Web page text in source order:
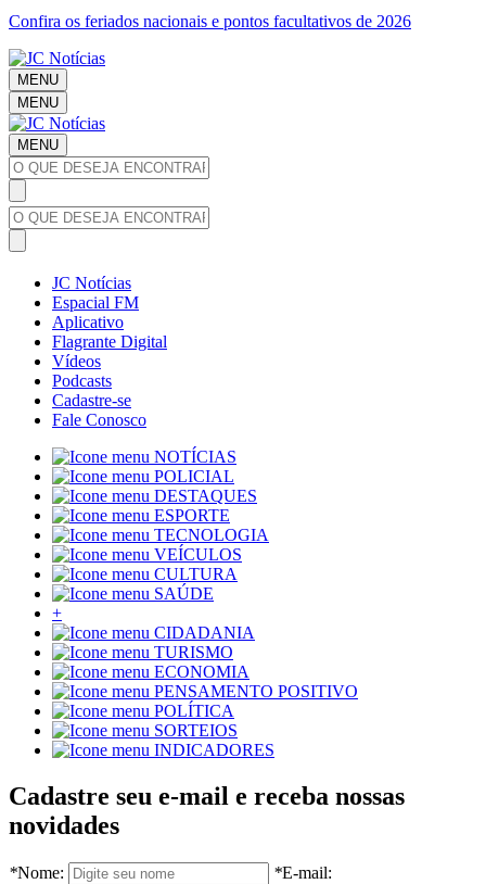
Confira os feriados nacionais e pontos facultativos de 2026
MENU
MENU
MENU
JC Notícias
Espacial FM
Aplicativo
Flagrante Digital
Vídeos
Podcasts
Cadastre-se
Fale Conosco
NOTÍCIAS
POLICIAL
DESTAQUES
ESPORTE
TECNOLOGIA
VEÍCULOS
CULTURA
SAÚDE
+
CIDADANIA
TURISMO
ECONOMIA
PENSAMENTO POSITIVO
POLÍTICA
SORTEIOS
INDICADORES
Cadastre seu e-mail e receba nossas
novidades
*Nome: *E-mail: